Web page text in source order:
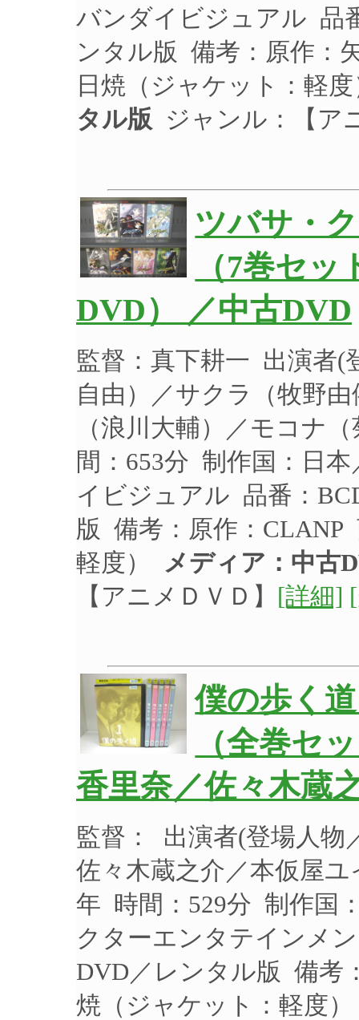
バンダイビジュアル 品
ンタル版 備考：原作：
日焼（ジャケット：軽度
タル版 ジャンル：【ア
ツバサ・
（7巻セ
DVD） ／中古DVD
監督：真下耕一 出演者(
自由）／サクラ（牧野
（浪川大輔）／モコナ
間：653分 制作国：日
イビジュアル 品番：
版 備考：原作：CLANP
軽度）
メディア：中古
【アニメＤＶＤ】 [詳細]
僕の歩く
（全巻セ
香里奈／佐々木蔵
監督： 出演者(登場人物
佐々木蔵之介／本仮屋
年 時間：529分 制作国
クターエンタテインメ
DVD／レンタル版 備考
焼（ジャケット：軽度）